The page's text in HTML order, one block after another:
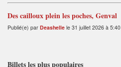
Des cailloux plein les poches, Genval
Publié(e) par Deashelle le 31 juillet 2026 à 5:40
Billets les plus populaires